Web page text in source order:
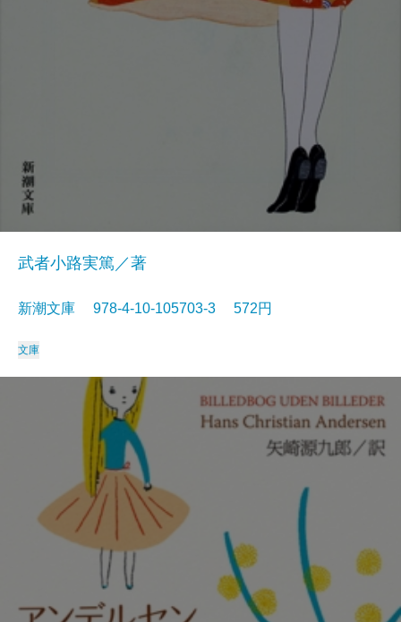
武者小路実篤／著
新潮文庫 978-4-10-105703-3 572円
文庫